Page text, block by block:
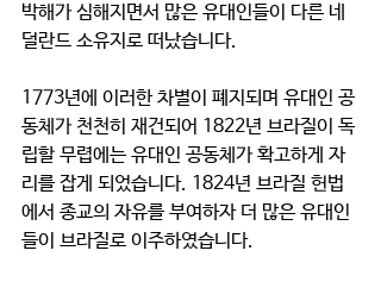
박해가 심해지면서 많은 유대인들이 다른 네
덜란드 소유지로 떠났습니다.
1773년에 이러한 차별이 폐지되며 유대인 공
동체가 천천히 재건되어 1822년 브라질이 독
립할 무렵에는 유대인 공동체가 확고하게 자
리를 잡게 되었습니다. 1824년 브라질 헌법
에서 종교의 자유를 부여하자 더 많은 유대인
들이 브라질로 이주하였습니다.